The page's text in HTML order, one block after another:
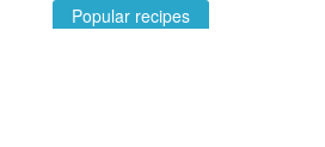
Popular recipes